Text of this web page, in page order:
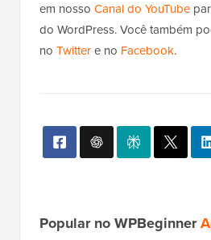
em nosso Canal do YouTube
do WordPress. Você também
no Twittere no Facebook.
Popular no WPBeginner